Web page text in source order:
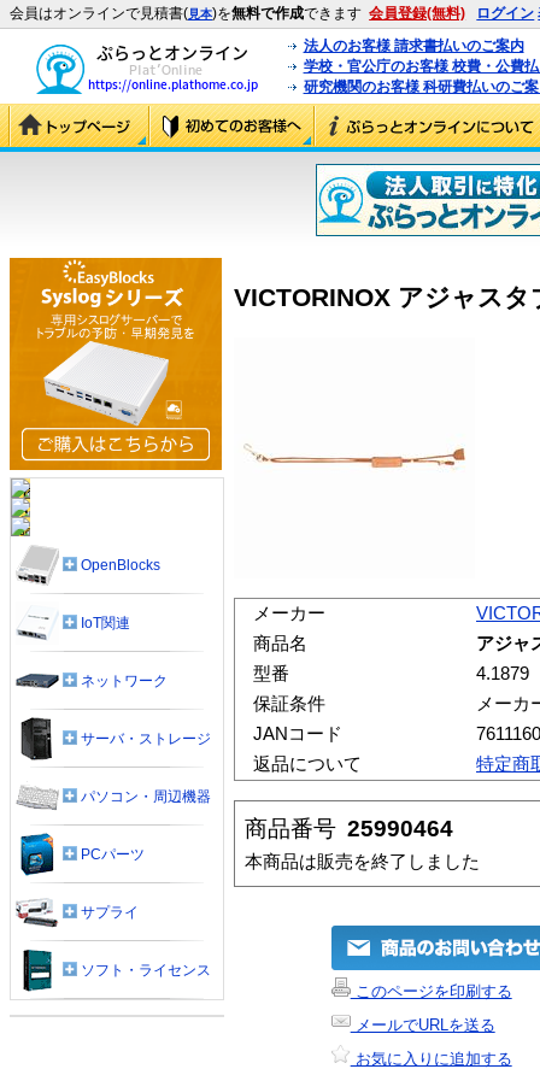
会員はオンラインで見積書(見本)を無料で作成できます 会員登録(無料) ログイン
法人のお客様 請求書払いのご案内
学校・官公庁のお客様 校費・公費
研究機関のお客様 科研費払いのご
VICTORINOX アジャス
メーカー
商品名
アジャ
型番
4.1879
保証条件
メーカ
JANコード
返品について
特定商
商品番号 25990464
本商品は販売を終了しました
このページを印刷する
メールでURLを送る
お気に入りに追加する
OpenBlocks
IoT関連
ネットワーク
サーバ・ストレージ
パソコン・周辺機器
PCパーツ
サプライ
ソフト・ライセンス